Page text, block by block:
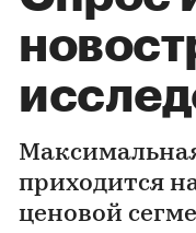
приходится
ценовой